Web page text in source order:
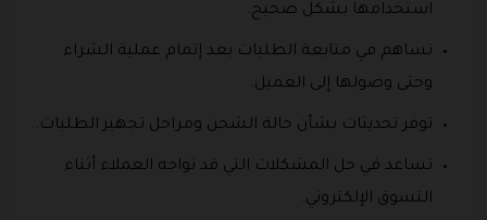
استخدامها بشكل صحيح.
تساهم في متابعة الطلبات بعد إتمام عملية الشراء
وحتى وصولها إلى العميل.
توفر تحديثات بشأن حالة الشحن ومراحل تجهيز الطلبات.
تساعد في حل المشكلات التي قد تواجه العملاء أثناء
التسوق الإلكتروني.